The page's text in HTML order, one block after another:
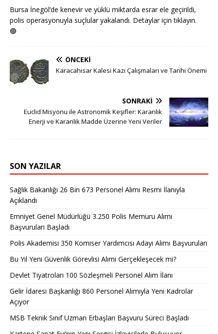
Bursa İnegöl’de kenevir ve yüklü miktarda esrar ele geçirildi,
polis operasyonuyla suçlular yakalandı. Detaylar için tıklayın.
🟢
ÖNCEKI
Karacahisar Kalesi Kazı Çalışmaları ve Tarihi Önemi
SONRAKI
Euclid Misyonu ile Astronomik Keşifler: Karanlık
Enerji ve Karanlık Madde Üzerine Yeni Veriler
SON YAZILAR
Sağlık Bakanlığı 26 Bin 673 Personel Alımı Resmi İlanıyla
Açıklandı
Emniyet Genel Müdürlüğü 3.250 Polis Memuru Alımı
Başvuruları Başladı
Polis Akademisi 350 Komiser Yardımcısı Adayı Alımı Başvuruları
Bu Yıl Yeni Güvenlik Görevlisi Alımı Gerçekleşecek mi?
Devlet Tiyatroları 100 Sözleşmeli Personel Alım İlanı
Gelir İdaresi Başkanlığı 860 Personel Alımıyla Yeni Kadrolar
Açıyor
MSB Teknik Sınıf Uzman Erbaşları Başvuru Süreci Başladı